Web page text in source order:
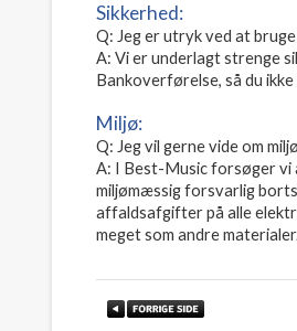
Sikkerhed:
Q: Jeg er utryk ved at
A: Vi er underlagt strenge
Bankoverførelse, så du
Miljø:
Q: Jeg vil gerne vide om
A: I Best-Music forsøger vi
miljømæssig forsvarlig
affaldsafgifter på alle
meget som andre